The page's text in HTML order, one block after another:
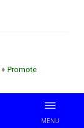
♦ Promote
MENU